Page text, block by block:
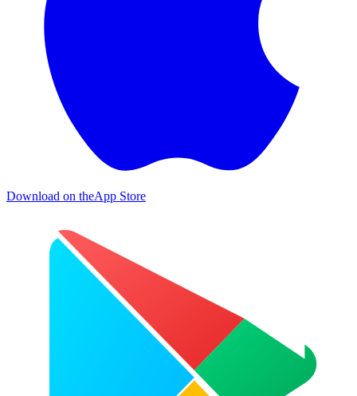
Download on theApp Store